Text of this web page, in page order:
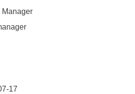
Manager
17